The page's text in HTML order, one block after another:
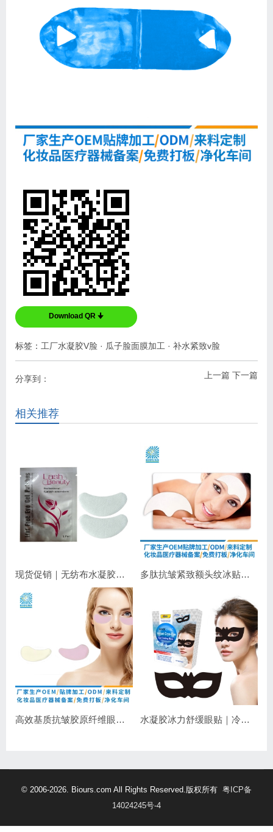
Download QR 🠋
标签： 工厂水凝胶V脸 · 瓜子脸面膜加工 · 补水紧致v脸
上一篇 下一篇
分享到：
相关推荐
现货促销｜无纺布水凝胶睫毛眼贴 嫁接睫毛专用 补水保湿不干扰操作 多肽抗皱紧致额头纹冰贴｜淡化抬头纹紧致显年轻
高效基质抗皱胶原纤维眼膜｜抗皱紧致保湿 水凝胶冰力舒缓眼贴｜冷敷降温，长效保湿，焕亮双眼
© 2006-2026. Biours.com All Rights Reserved.版权所有 粤ICP备
14024245号-4